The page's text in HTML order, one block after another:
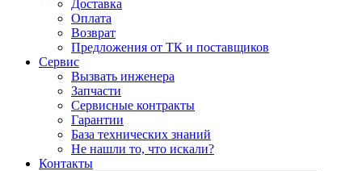
Доставка
Оплата
Возврат
Предложения от ТК и поставщиков
Сервис
Вызвать инженера
Запчасти
Сервисные контракты
Гарантии
База технических знаний
Не нашли то, что искали?
Контакты